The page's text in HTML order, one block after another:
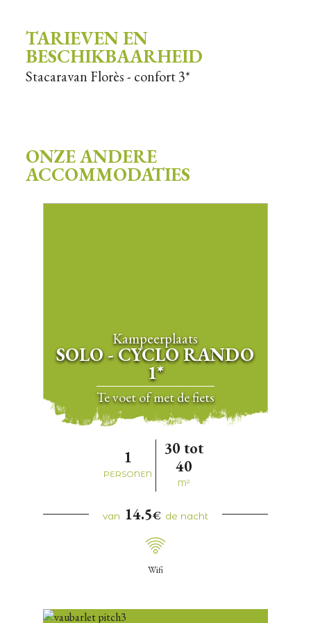
TARIEVEN EN
BESCHIKBAARHEID
Stacaravan Florès - confort 3*
ONZE ANDERE
ACCOMMODATIES
Kampeerplaats
SOLO - CYCLO RANDO
1*
te voet of met de fiets
1
PERSONEN
30 tot
40
M²
van 14.5€ de nacht
Wifi